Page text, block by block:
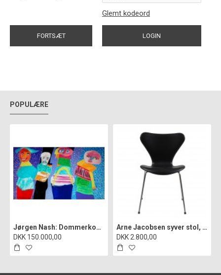
FORTSÆT
Glemt kodeord
LOGIN
POPULÆRE
Jørgen Nash: Dommerkomiteen i Statens hemmelige kunstfond", cd
DKK 150.000,00
Arne Jacobsen syver stol, 3107, nypolstret i sort classic læder
DKK 2.800,00